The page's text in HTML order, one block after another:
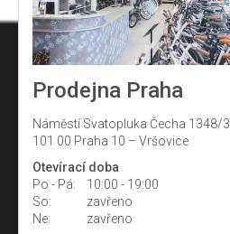
Prodejna Praha
Náměstí Svatopluka Čecha 1348/3
101 00 Praha 10 – Vršovice
Otevírací doba
Po - Pá:
10:00 - 19:00
So:
zavřeno
Ne:
zavřeno